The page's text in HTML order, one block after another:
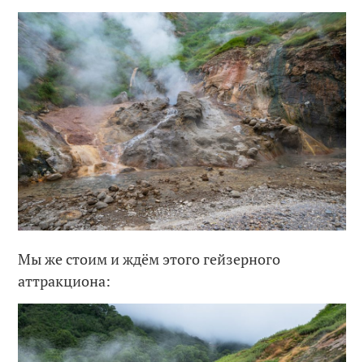
Мы же стоим и ждём этого гейзерного
аттракциона: